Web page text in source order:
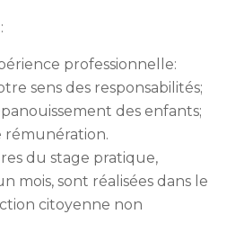
professionnelle:
sens des responsabilités;
des enfants;
rémunération.
du stage pratique,
mois, sont réalisées dans le
citoyenne non